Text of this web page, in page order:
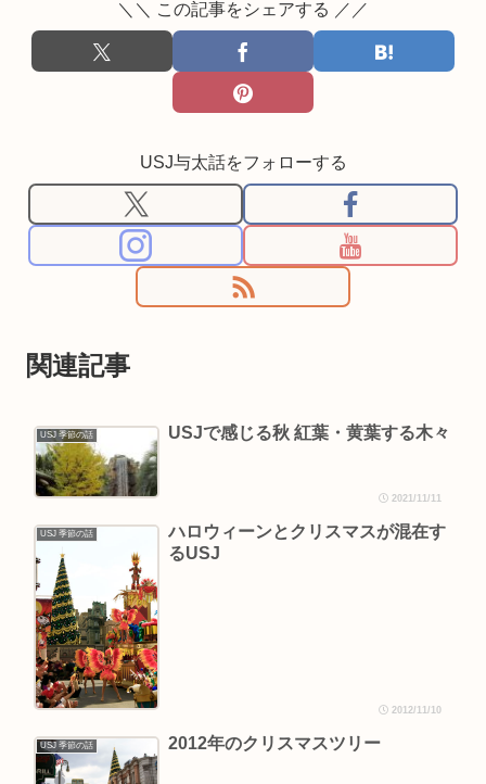
＼＼ この記事をシェアする ／／
USJ与太話をフォローする
関連記事
USJ 季節の話 USJで感じる秋 紅葉・黄葉する木々
2021/11/11
USJ 季節の話
ハロウィーンとクリスマスが混在す
るUSJ
2012/11/10
USJ 季節の話 2012年のクリスマスツリー